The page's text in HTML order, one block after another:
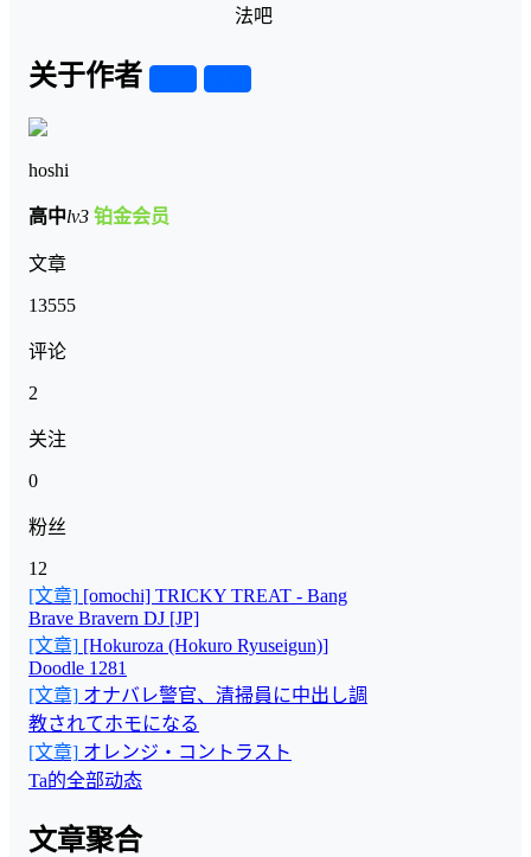
法吧
关于作者
hoshi
高中lv3 铂金会员
文章
13555
评论
2
关注
0
粉丝
12
[文章] [omochi] TRICKY TREAT - Bang
Brave Bravern DJ [JP]
[文章] [Hokuroza (Hokuro Ryuseigun)]
Doodle 1281
[文章] オナバレ警官、清掃員に中出し調
教されてホモになる
[文章] オレンジ・コントラスト
Ta的全部动态
文章聚合